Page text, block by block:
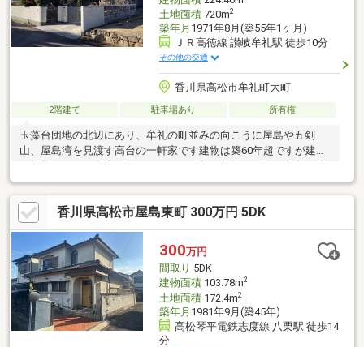
土地面積720m2
築年月 1971年8月(築55年1ヶ月)
ＪＲ高徳線 讃岐牟礼駅 徒歩10分
その他の交通
香川県高松市牟礼町大町
2階建て 駐車場あり 所有権
玉藻台団地の北辺にあり、牟礼の町並みの向こうに屋島や五剣
山、屋島湾を見渡す高台の一軒家です建物は築60年超ですが建物
計10DKで、吹き抜けになっている縁側のような広い作業スペース
もありますまた、隣接して300㎡超の雑種地があり、約15台分の
駐車場として利用のほか、新築物件も可能です
香川県高松市屋島東町 300万円 5DK
300万円
間取り 5DK
建物面積103.78m2
土地面積172.4m2
築年月 1981年9月(築45年)
高松琴平電鉄志度線 八栗駅 徒歩14
分